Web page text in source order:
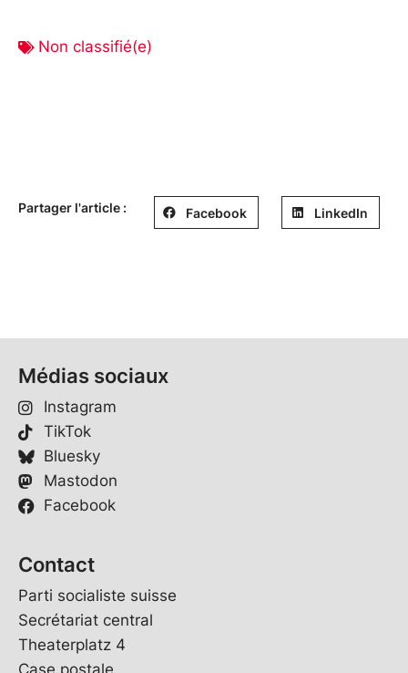
Non classifié(e)
Partager l'article : Facebook LinkedIn
Médias sociaux
Instagram
TikTok
Bluesky
Mastodon
Facebook
Contact
Parti socialiste suisse
Secrétariat central
Theaterplatz 4